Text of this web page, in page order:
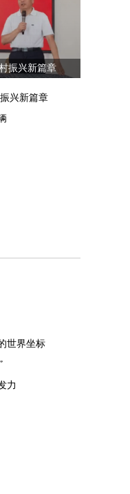
振兴新篇章
兴新篇章
世界坐标
力